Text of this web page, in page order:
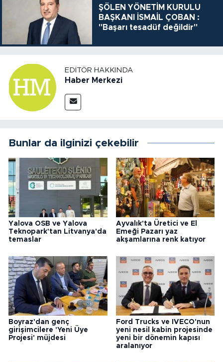
ŞÖLEN YÖNETİM KURULU
BAŞKANI İSMAİL ÇOBAN :
"Başarı tesadüf değildir"
EDITÖR HAKKINDA
Haber Merkezi
Bunlar da ilginizi çekebilir
Yalova OSB ve Yalova
Teknopark'tan Litvanya'da
temaslar
Ayvalık'ta Üretici ve El
Emeği Pazarı yaz
akşamlarına renk katıyor
Boyraz'dan genç
girişimcilere 'Yeni Üye
Projesi' müjdesi
Ford Trucks ve IVECO'nun
yeni nesil kabin projesinde
yeni bir dönemin kapısı
aralanıyor